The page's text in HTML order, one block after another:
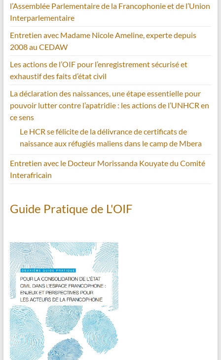
l’Assemblée Parlementaire de la Francophonie et de l’Union
Interparlementaire
Entretien avec Madame Nicole Ameline, experte depuis
2008 au CEDAW
Les actions de l’OIF pour l’enregistrement sécurisé et
exhaustif des faits d’état civil
La déclaration des naissances, une étape essentielle pour
pouvoir lutter contre l’apatridie : les actions de l’UNHCR en
ce sens
Le HCR se félicite de la délivrance de certificats de
naissance aux réfugiés maliens dans le camp de Mbera
Entretien avec le Docteur Morissanda Kouyate du Comité
Interafricain
Guide Pratique de L'OIF